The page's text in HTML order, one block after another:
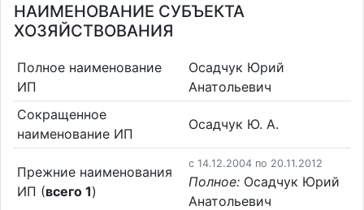
НАИМЕНОВАНИЕ СУБЪЕКТА
ХОЗЯЙСТВОВАНИЯ
Полное наименование
ИП
Осадчук Юрий
Анатольевич
Сокращенное
наименование ИП
Осадчук Ю. А.
Прежние наименования
ИП (всего 1)
c 14.12.2004 по 20.11.2012
Полное: Осадчук Юрий
Анатольевич